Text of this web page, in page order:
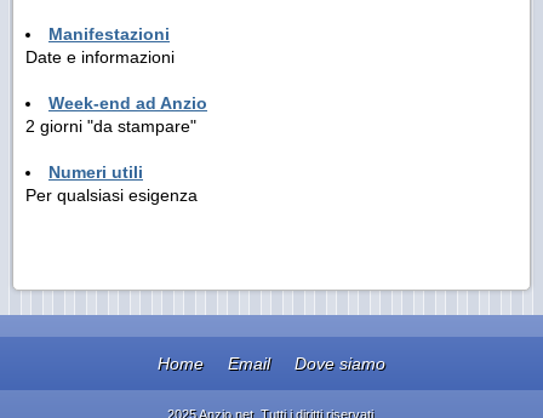
Manifestazioni
Date e informazioni
Week-end ad Anzio
2 giorni "da stampare"
Numeri utili
Per qualsiasi esigenza
Home Email Dove siamo
2025 Anzio.net. Tutti i diritti riservati.